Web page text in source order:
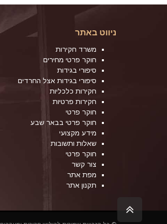
ניווט באתר
משרד חקירות
חוקר פרטי מחירים
סיפורי בגידות
סיפורי בגידות אצל החרדים
חקירות כלכליות
חקירות פרטיות
חוקר פרטי
חוקר פרטי בבאר שבע
מידע מקצועי
שאלות ותשובות
חוקר פרטי
צור קשר
מפת אתר
תקנון אתר
גלילה